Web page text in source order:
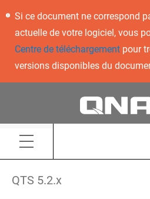
Si ce document ne correspond
actuelle de votre logiciel, vous
Centre de téléchargementpour
versions disponibles du
QTS 5.2.x